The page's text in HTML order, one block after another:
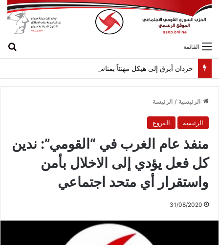
القائمة
حردان أبرق إلى هيكل مهنئاً بمناسبة عيد الجيش
الرئيسية / الرئيسة
الرئيسة الفروع
منفذ عام الغرب في “القومي”: ندين
كل فعل يؤدي إلى الاخلال بأمن
واستقرار أي متحد اجتماعي
31/08/2020